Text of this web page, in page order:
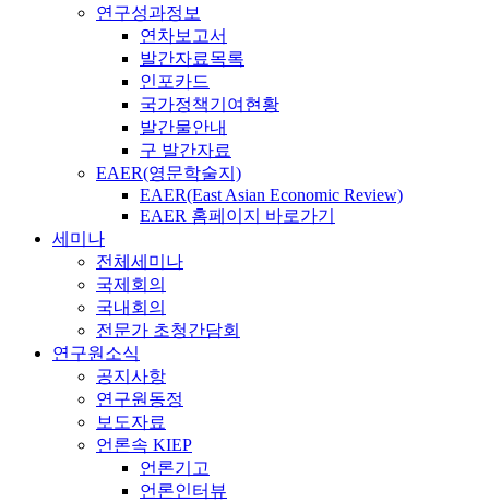
연구성과정보
연차보고서
발간자료목록
인포카드
국가정책기여현황
발간물안내
구 발간자료
EAER(영문학술지)
EAER(East Asian Economic Review)
EAER 홈페이지 바로가기
세미나
전체세미나
국제회의
국내회의
전문가 초청간담회
연구원소식
공지사항
연구원동정
보도자료
언론속 KIEP
언론기고
언론인터뷰